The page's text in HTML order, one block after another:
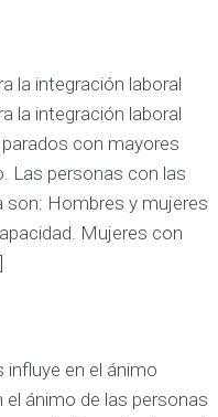
la integración laboral
la integración laboral
con mayores
Las personas con las
son: Hombres y mujeres
Mujeres con
influye en el ánimo
ánimo de las personas